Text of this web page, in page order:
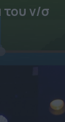
του ν/σ